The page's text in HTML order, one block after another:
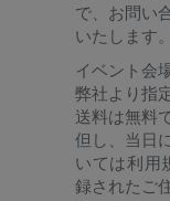
で、お問い
いたします。
イベント会
弊社より指
送料は無料
但し、当日
いては利用
録されたご